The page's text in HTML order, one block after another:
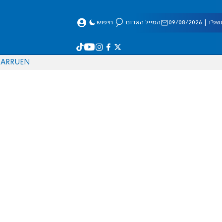
08/2026 המייל האדום חיפוש
EN
RU
AR